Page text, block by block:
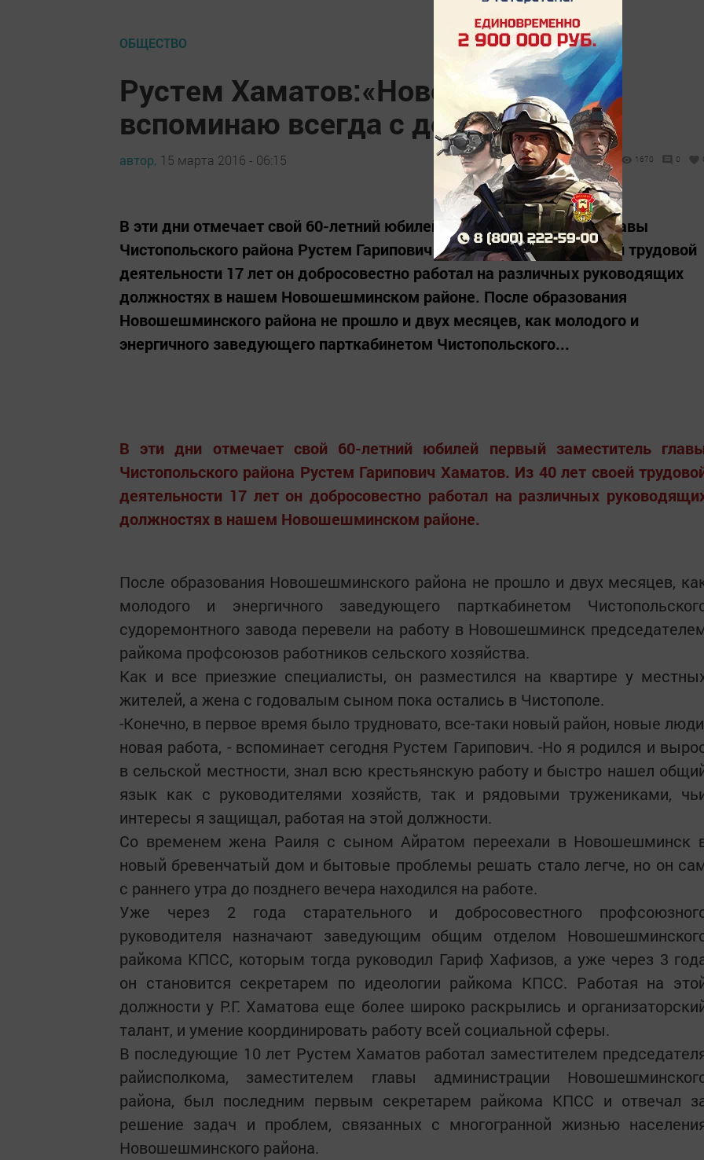
ОБЩЕСТВО
Рустем Хаматов:«Новошешминск
вспоминаю всегда с добром»
автор, 15 марта 2016 - 06:15 1670 0
В эти дни отмечает свой 60-летний юбилей первый заместитель главы
Чистопольского района Рустем Гарипович Хаматов. Из 40 лет своей трудовой
деятельности 17 лет он добросовестно работал на различных руководящих
должностях в нашем Новошешминском районе. После образования
Новошешминского района не прошло и двух месяцев, как молодого и
энергичного заведующего парткабинетом Чистопольского...
В эти дни отмечает свой 60-летний юбилей первый заместитель
Чистопольского района Рустем Гарипович Хаматов. Из 40 лет своей
деятельности 17 лет он добросовестно работал на различных
должностях в нашем Новошешминском районе.
После образования Новошешминского района не прошло и двух месяцев,
молодого и энергичного заведующего парткабинетом
судоремонтного завода перевели на работу в Новошешминск
райкома профсоюзов работников сельского хозяйства.
Как и все приезжие специалисты, он разместился на квартире у
жителей, а жена с годовалым сыном пока остались в Чистополе.
-Конечно, в первое время было трудновато, все-таки новый район, новые
новая работа, - вспоминает сегодня Рустем Гарипович. -Но я родился и
в сельской местности, знал всю крестьянскую работу и быстро нашел
язык как с руководителями хозяйств, так и рядовыми тружениками,
интересы я защищал, работая на этой должности.
Со временем жена Раиля с сыном Айратом переехали в Новошешминск
новый бревенчатый дом и бытовые проблемы решать стало легче, но он
с раннего утра до позднего вечера находился на работе.
Уже через 2 года старательного и добросовестного
руководителя назначают заведующим общим отделом
райкома КПСС, которым тогда руководил Гариф Хафизов, а уже через 3
он становится секретарем по идеологии райкома КПСС. Работая на
должности у Р.Г. Хаматова еще более широко раскрылись и
талант, и умение координировать работу всей социальной сферы.
В последующие 10 лет Рустем Хаматов работал заместителем
райисполкома, заместителем главы администрации
района, был последним первым секретарем райкома КПСС и отвечал
решение задач и проблем, связанных с многогранной жизнью
Новошешминского района.